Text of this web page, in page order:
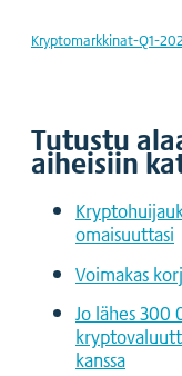
Kryptomarkkinat-Q1-
Tutustu
aiheisiin
omaisuuttasi
Voimakas
Jo lähes 300
kanssa